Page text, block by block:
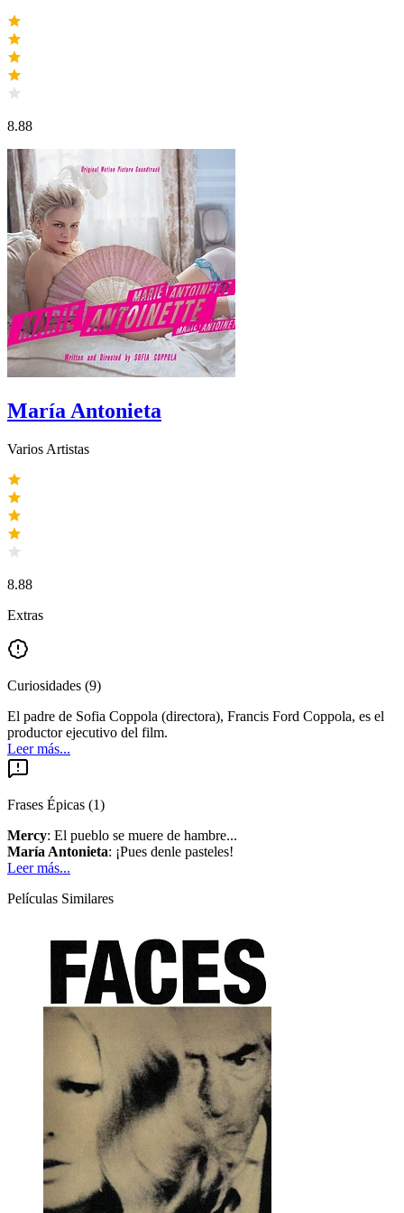
8.88
María Antonieta
Varios Artistas
8.88
Extras
Curiosidades (9)
El padre de Sofia Coppola (directora), Francis Ford Coppola, es el
productor ejecutivo del film.
Leer más...
Frases Épicas (1)
Mercy: El pueblo se muere de hambre...
María Antonieta: ¡Pues denle pasteles!
Leer más...
Películas Similares